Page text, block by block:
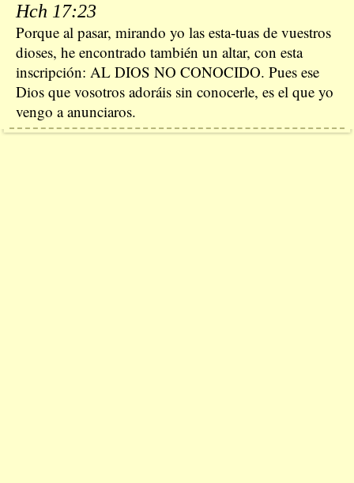
Hch 17:23
Porque al pasar, mirando yo las esta-tuas de vuestros
dioses, he encontrado también un altar, con esta
inscripción: AL DIOS NO CONOCIDO. Pues ese
Dios que vosotros adoráis sin conocerle, es el que yo
vengo a anunciaros.